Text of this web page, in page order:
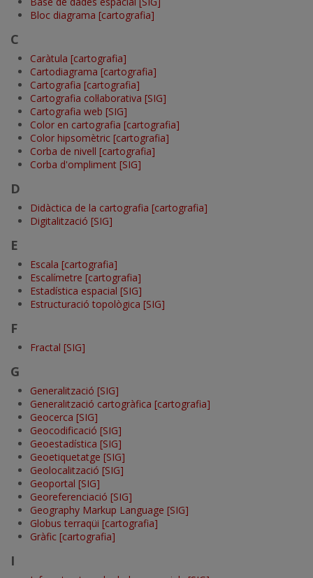
Bloc diagrama [cartografia]
C
Caràtula [cartografia]
Cartodiagrama [cartografia]
Cartografia [cartografia]
Cartografia col·laborativa [SIG]
Cartografia web [SIG]
Color en cartografia [cartografia]
Color hipsomètric [cartografia]
Corba de nivell [cartografia]
Corba d'ompliment [SIG]
D
Didàctica de la cartografia [cartografia]
Digitalització [SIG]
E
Escala [cartografia]
Escalímetre [cartografia]
Estadística espacial [SIG]
Estructuració topològica [SIG]
F
Fractal [SIG]
G
Generalització [SIG]
Generalització cartogràfica [cartografia]
Geocerca [SIG]
Geocodificació [SIG]
Geoestadística [SIG]
Geoetiquetatge [SIG]
Geolocalització [SIG]
Geoportal [SIG]
Georeferenciació [SIG]
Geography Markup Language [SIG]
Globus terraqüi [cartografia]
Gràfic [cartografia]
I